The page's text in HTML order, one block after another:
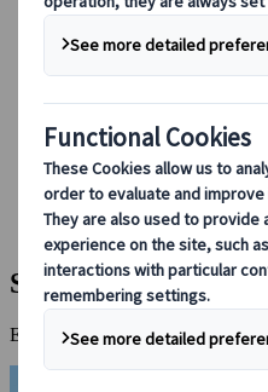
Etikette i Japan
Kjøring i Japan
Booking hos oss
Japan Rail Pass
Overnatting
Online reiseråd
Japanspecialist
Destinasjoner
Alle Destinasjoner
Sendai
Sendai
Et nordøstlig knutepunkt med mye